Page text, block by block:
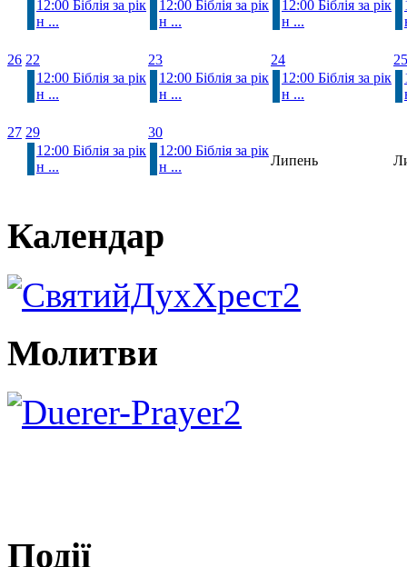
12:00 Біблія за рік
н ...
12:00 Біблія за рік
н ...
12:00 Біблія за рік
н ...
26 22
12:00 Біблія за рік
н ...
23
12:00 Біблія за рік
н ...
24
12:00 Біблія за рік
н ...
25
27 29
12:00 Біблія за рік
н ...
30
12:00 Біблія за рік
н ...
Липень
Календар
Молитви
Події